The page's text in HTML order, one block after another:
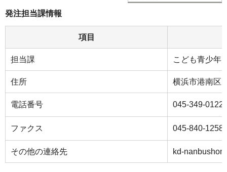
発注担当課情報
項目
担当課 こども青少年
住所 横浜市港南区
電話番号 045-349-0122
ファクス 045-840-1258
その他の連絡先 kd-